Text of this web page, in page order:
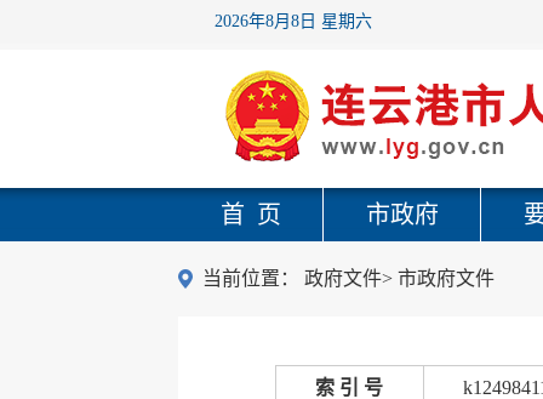
2026年8月8日 星期六
首 页 市政府
当前位置： 政府文件> 市政府文件
索 引 号